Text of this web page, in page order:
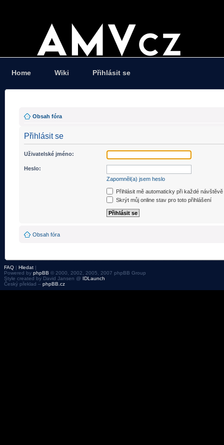
Home Wiki Přihlásit se
Obsah fóra
Přihlásit se
Uživatelské jméno:
Heslo:
Zapomněl(a) jsem heslo
Přihlásit mě automaticky při každé návštěvě
Skrýt můj online stav pro toto přihlášení
Obsah fóra
FAQ | Hledat |
Powered by phpBB © 2000, 2002, 2005, 2007 phpBB Group
Style created by David Jansen @ IDLaunch
Český překlad – phpBB.cz